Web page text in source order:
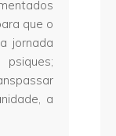
que o
jornada
a